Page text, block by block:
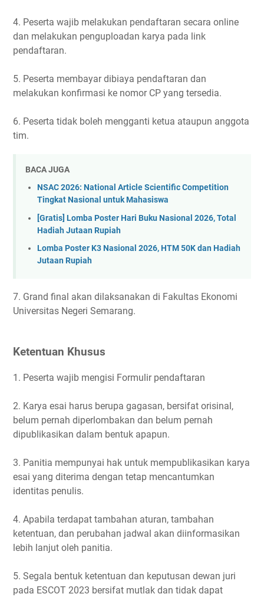
4. Peserta wajib melakukan pendaftaran secara online
dan melakukan penguploadan karya pada link
pendaftaran.
5. Peserta membayar dibiaya pendaftaran dan
melakukan konfirmasi ke nomor CP yang tersedia.
6. Peserta tidak boleh mengganti ketua ataupun anggota
tim.
BACA JUGA
NSAC 2026: National Article Scientific Competition
Tingkat Nasional untuk Mahasiswa
[Gratis] Lomba Poster Hari Buku Nasional 2026, Total
Hadiah Jutaan Rupiah
Lomba Poster K3 Nasional 2026, HTM 50K dan Hadiah
Jutaan Rupiah
7. Grand final akan dilaksanakan di Fakultas Ekonomi
Universitas Negeri Semarang.
Ketentuan Khusus
1. Peserta wajib mengisi Formulir pendaftaran
2. Karya esai harus berupa gagasan, bersifat orisinal,
belum pernah diperlombakan dan belum pernah
dipublikasikan dalam bentuk apapun.
3. Panitia mempunyai hak untuk mempublikasikan karya
esai yang diterima dengan tetap mencantumkan
identitas penulis.
4. Apabila terdapat tambahan aturan, tambahan
ketentuan, dan perubahan jadwal akan diinformasikan
lebih lanjut oleh panitia.
5. Segala bentuk ketentuan dan keputusan dewan juri
pada ESCOT 2023 bersifat mutlak dan tidak dapat